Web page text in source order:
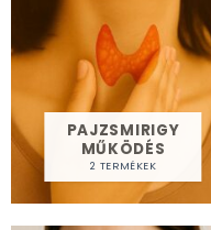
PAJZSMIRIGY
MŰKÖDÉS
2 TERMÉKEK